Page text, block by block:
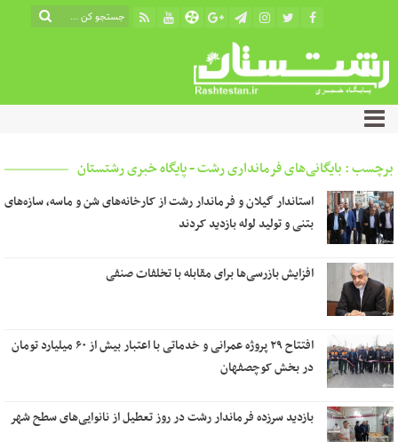
برچسب : بایگانی‌های فرمانداری رشت - پایگاه خبری رشتستان
استاندار گیلان و فرماندار رشت از کارخانه‌های شن و ماسه، سازه‌های
بتنی و تولید لوله بازدید کردند
افزایش بازرسی‌ها برای مقابله با تخلفات صنفی
افتتاح ۲۹ پروژه عمرانی و خدماتی با اعتبار بیش از ۶۰ میلیارد تومان
در بخش کوچصفهان
بازدید سرزده فرماندار رشت در روز تعطیل از نانوایی‌های سطح شهر